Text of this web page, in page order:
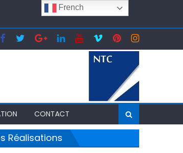
CONTACT
Réalisations
French